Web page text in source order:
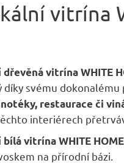
vitrína
vitrína WHITE
díky svému
restaurace či
interiérech
bílávitrína WHITE
na přírodní bázi.